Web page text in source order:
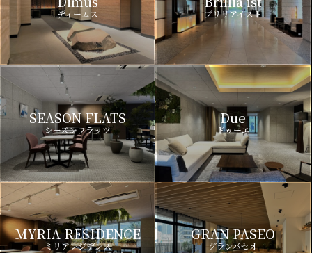
ディームス ブリリアイスト
SEASON FLATS
シーズンフラッツ
Due
ドゥーエ
MYRIA RESIDENCE
ミリアレジデンス
GRAN PASEO
グランパセオ